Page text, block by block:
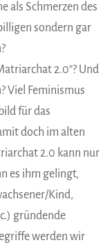
als Schmerzen des
sondern gar
2.0“? Und
Viel Feminismus
für das
doch im alten
2.0 kann nur
es ihm gelingt,
Kind,
gründende
werden wir